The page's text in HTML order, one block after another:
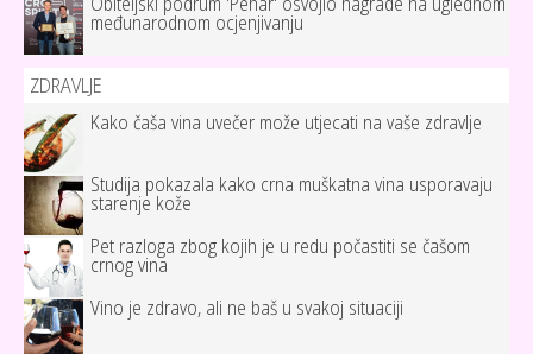
međunarodnom ocjenjivanju
ZDRAVLJE
Kako čaša vina uvečer može utjecati na vaše zdravlje
Studija pokazala kako crna muškatna vina usporavaju
starenje kože
Pet razloga zbog kojih je u redu počastiti se čašom
crnog vina
Vino je zdravo, ali ne baš u svakoj situaciji